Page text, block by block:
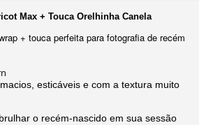
Max + Touca Orelhinha Canela
rap + touca perfeita para fotografia de recém
esticáveis e com a textura muito
o recém-nascido em sua sessão